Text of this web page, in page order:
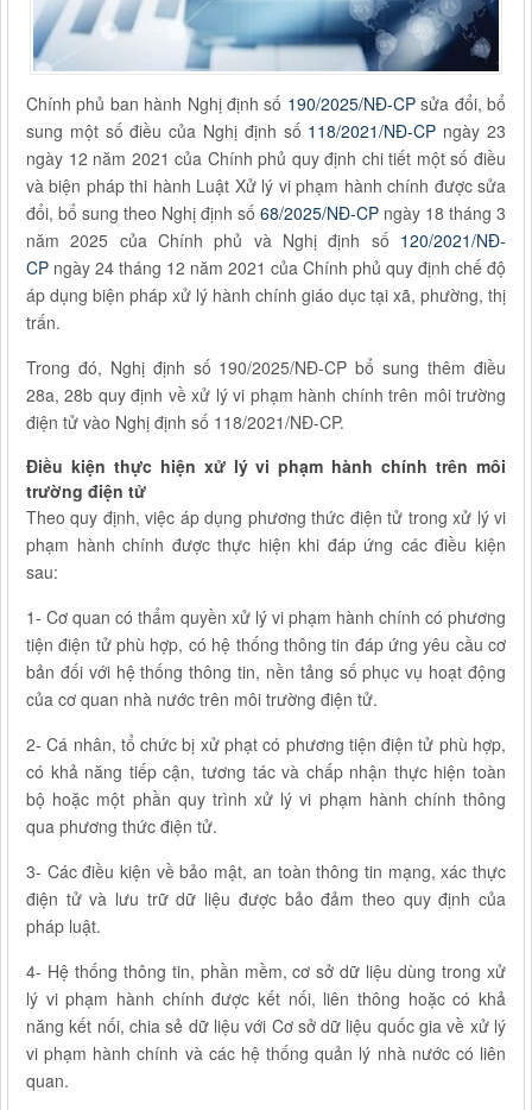
Chính phủ ban hành Nghị định số 190/2025/NĐ-CPsửa đổi, bổ
sung một số điều của Nghị định số 118/2021/NĐ-CP ngày 23
ngày 12 năm 2021 của Chính phủ quy định chi tiết một số điều
và biện pháp thi hành Luật Xử lý vi phạm hành chính được sửa
đổi, bổ sung theo Nghị định số 68/2025/NĐ-CP ngày 18 tháng 3
năm 2025 của Chính phủ và Nghị định số 120/2021/NĐ-
CP ngày 24 tháng 12 năm 2021 của Chính phủ quy định chế độ
áp dụng biện pháp xử lý hành chính giáo dục tại xã, phường, thị
trấn.
Trong đó, Nghị định số 190/2025/NĐ-CP bổ sung thêm điều
28a, 28b quy định về xử lý vi phạm hành chính trên môi trường
điện tử vào Nghị định số 118/2021/NĐ-CP.
Điều kiện thực hiện xử lý vi phạm hành chính trên môi
trường điện tử
Theo quy định, việc áp dụng phương thức điện tử trong xử lý vi
phạm hành chính được thực hiện khi đáp ứng các điều kiện
sau:
1- Cơ quan có thẩm quyền xử lý vi phạm hành chính có phương
tiện điện tử phù hợp, có hệ thống thông tin đáp ứng yêu cầu cơ
bản đối với hệ thống thông tin, nền tảng số phục vụ hoạt động
của cơ quan nhà nước trên môi trường điện tử.
2- Cá nhân, tổ chức bị xử phạt có phương tiện điện tử phù hợp,
có khả năng tiếp cận, tương tác và chấp nhận thực hiện toàn
bộ hoặc một phần quy trình xử lý vi phạm hành chính thông
qua phương thức điện tử.
3- Các điều kiện về bảo mật, an toàn thông tin mạng, xác thực
điện tử và lưu trữ dữ liệu được bảo đảm theo quy định của
pháp luật.
4- Hệ thống thông tin, phần mềm, cơ sở dữ liệu dùng trong xử
lý vi phạm hành chính được kết nối, liên thông hoặc có khả
năng kết nối, chia sẻ dữ liệu với Cơ sở dữ liệu quốc gia về xử lý
vi phạm hành chính và các hệ thống quản lý nhà nước có liên
quan.